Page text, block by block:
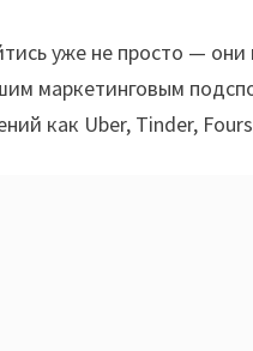
уже не просто —
маркетинговым
как Uber, Tinder,